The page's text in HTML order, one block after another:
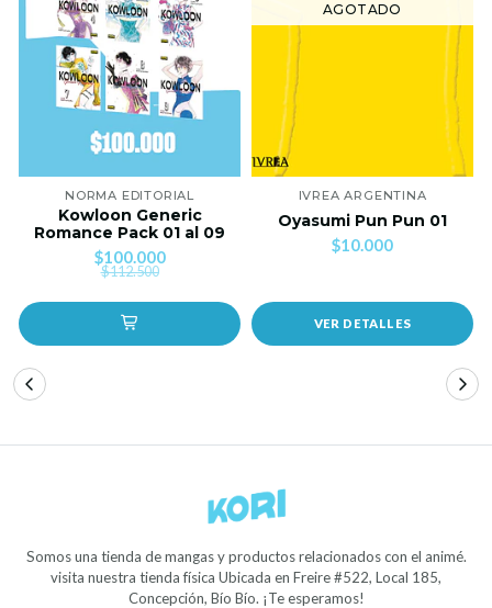
NORMA EDITORIAL
Kowloon Generic
Romance Pack 01 al 09
$100.000
$112.500
AGOTADO
IVREA ARGENTINA
Oyasumi Pun Pun 01
$10.000
VER DETALLES
Somos una tienda de mangas y productos relacionados con el animé.
visita nuestra tienda física Ubicada en Freire #522, Local 185,
Concepción, Bío Bío. ¡Te esperamos!